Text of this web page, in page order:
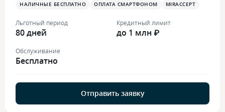
НАЛИЧНЫЕ БЕСПЛАТНО
ОПЛАТА СМАРТФОНОМ MIRACCEPT
Льготный период
80 дней
Кредитный лимит
до 1 млн ₽
Обслуживание
Бесплатно
Отправить заявку